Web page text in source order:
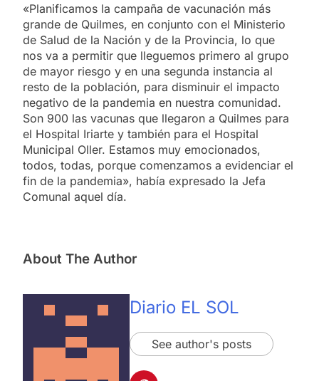
«Planificamos la campaña de vacunación más
grande de Quilmes, en conjunto con el Ministerio
de Salud de la Nación y de la Provincia, lo que
nos va a permitir que lleguemos primero al grupo
de mayor riesgo y en una segunda instancia al
resto de la población, para disminuir el impacto
negativo de la pandemia en nuestra comunidad.
Son 900 las vacunas que llegaron a Quilmes para
el Hospital Iriarte y también para el Hospital
Municipal Oller. Estamos muy emocionados,
todos, todas, porque comenzamos a evidenciar el
fin de la pandemia», había expresado la Jefa
Comunal aquel día.
About The Author
Diario EL SOL
See author's posts